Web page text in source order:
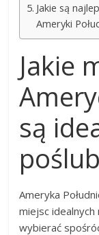
Jakie są
Ameryki
Jakie
są
Ameryka
miejsc idealnych
wybierać